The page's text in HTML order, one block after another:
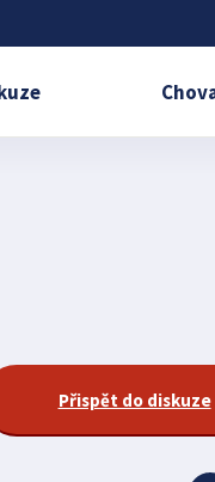
Přispět do diskuze